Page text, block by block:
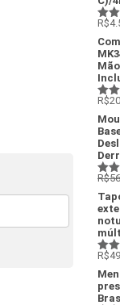
4
R$
4
R$
4
R$
4
R$